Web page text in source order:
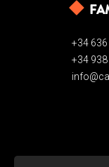
+34
+34